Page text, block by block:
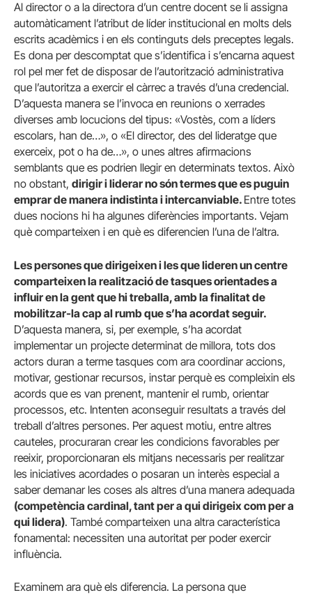
Al director o a la directora d’un centre docent se li assigna
automàticament l’atribut de líder institucional en molts dels
escrits acadèmics i en els continguts dels preceptes legals.
Es dona per descomptat que s’identifica i s’encarna aquest
rol pel mer fet de disposar de l’autorització administrativa
que l’autoritza a exercir el càrrec a través d’una credencial.
D’aquesta manera se l’invoca en reunions o xerrades
diverses amb locucions del tipus: «Vostès, com a líders
escolars, han de…», o «El director, des del lideratge que
exerceix, pot o ha de…», o unes altres afirmacions
semblants que es podrien llegir en determinats textos. Això
no obstant, dirigir i liderar no són termes que es puguin
emprar de manera indistinta i intercanviable. Entre totes
dues nocions hi ha algunes diferències importants. Vejam
què comparteixen i en què es diferencien l’una de l’altra.
Les persones que dirigeixen i les que lideren un centre
comparteixen la realització de tasques orientades a
influir en la gent que hi treballa, amb la finalitat de
mobilitzar-la cap al rumb que s’ha acordat seguir.
D’aquesta manera, si, per exemple, s’ha acordat
implementar un projecte determinat de millora, tots dos
actors duran a terme tasques com ara coordinar accions,
motivar, gestionar recursos, instar perquè es compleixin els
acords que es van prenent, mantenir el rumb, orientar
processos, etc. Intenten aconseguir resultats a través del
treball d’altres persones. Per aquest motiu, entre altres
cauteles, procuraran crear les condicions favorables per
reeixir, proporcionaran els mitjans necessaris per realitzar
les iniciatives acordades o posaran un interès especial a
saber demanar les coses als altres d’una manera adequada
(competència cardinal, tant per a qui dirigeix com per a
qui lidera). També comparteixen una altra característica
fonamental: necessiten una autoritat per poder exercir
influència.
Examinem ara què els diferencia. La persona que